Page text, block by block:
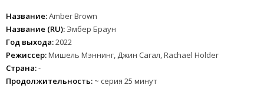
Название:Amber Brown
Название (RU): Эмбер Браун
Год выхода:2022
Режиссер:Мишель Мэннинг, Джин Сагал, Rachael Holder
Страна:-
Продолжительность: ~ серия 25 минут